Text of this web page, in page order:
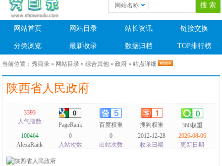
网站名称
网站首页 网站目录 站长资讯 链接交换
分类浏览 最新收录 数据归档 TOP排行榜
当前位置：秀目录 » 网站目录 »综合其他 »政府 » 站点详细
陕西省人民政府
3393
人气指数
PageRank 百度权重 搜狗权重
360权重
100464
AlexaRank
0
入站次数
0
出站次数
2012-12-28
收录日期
2026-08-06
更新日期